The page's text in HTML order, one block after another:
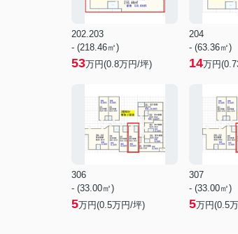
202.203
- (218.46㎡)
53万円(0.8万円/坪)
204
- (63.36㎡)
14万円(
306
- (33.00㎡)
5万円(0.5万円/坪)
307
- (33.00㎡)
5万円(0.5